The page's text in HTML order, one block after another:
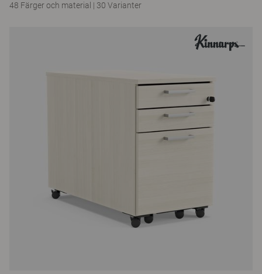
48 Färger och material | 30 Varianter